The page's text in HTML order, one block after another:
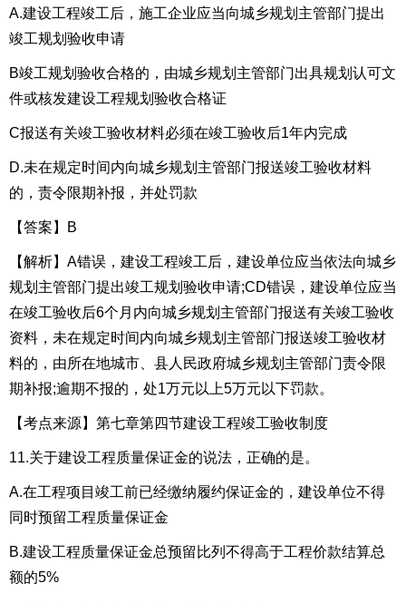
A.建设工程竣工后，施工企业应当向城乡规划主管部门提出
竣工规划验收申请
B竣工规划验收合格的，由城乡规划主管部门出具规划认可文
件或核发建设工程规划验收合格证
C报送有关竣工验收材料必须在竣工验收后1年内完成
D.未在规定时间内向城乡规划主管部门报送竣工验收材料
的，责令限期补报，并处罚款
【答案】B
【解析】A错误，建设工程竣工后，建设单位应当依法向城乡
规划主管部门提出竣工规划验收申请;CD错误，建设单位应当
在竣工验收后6个月内向城乡规划主管部门报送有关竣工验收
资料，未在规定时间内向城乡规划主管部门报送竣工验收材
料的，由所在地城市、县人民政府城乡规划主管部门责令限
期补报;逾期不报的，处1万元以上5万元以下罚款。
【考点来源】第七章第四节建设工程竣工验收制度
11.关于建设工程质量保证金的说法，正确的是。
A.在工程项目竣工前已经缴纳履约保证金的，建设单位不得
同时预留工程质量保证金
B.建设工程质量保证金总预留比列不得高于工程价款结算总
额的5%